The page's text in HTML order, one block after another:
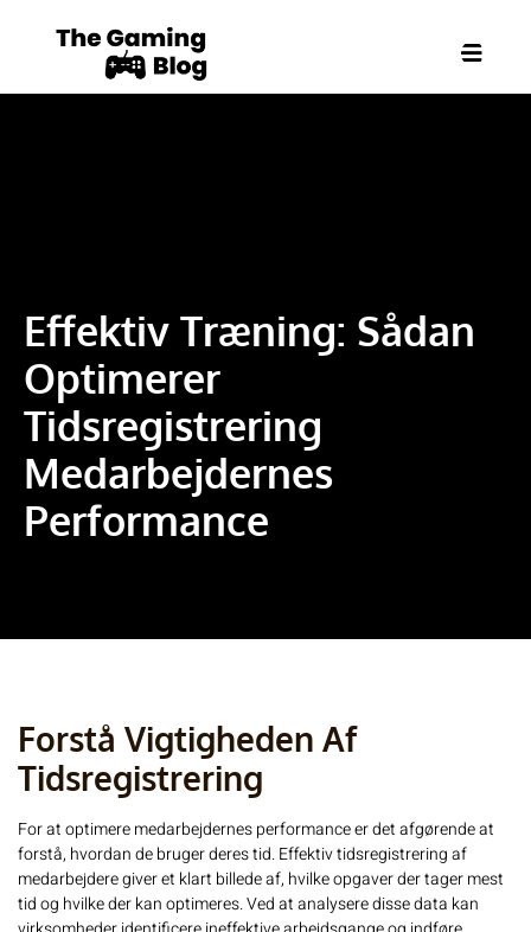
Effektiv Træning: Sådan
Optimerer
Tidsregistrering
Medarbejdernes
Performance
Forstå Vigtigheden Af
Tidsregistrering
For at optimere medarbejdernes performance er det afgørende at
forstå, hvordan de bruger deres tid. Effektivtidsregistrering af
medarbejderegiver et klart billede af, hvilke opgaver der tager mest
tid og hvilke der kan optimeres. Ved at analysere disse data kan